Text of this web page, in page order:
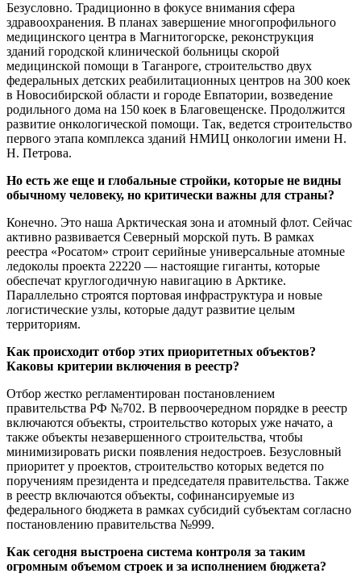
Безусловно. Традиционно в фокусе внимания сфера
здравоохранения. В планах завершение многопрофильного
медицинского центра в Магнитогорске, реконструкция
зданий городской клинической больницы скорой
медицинской помощи в Таганроге, строительство двух
федеральных детских реабилитационных центров на 300 коек
в Новосибирской области и городе Евпатории, возведение
родильного дома на 150 коек в Благовещенске. Продолжится
развитие онкологической помощи. Так, ведется строительство
первого этапа комплекса зданий НМИЦ онкологии имени Н.
Н. Петрова.
Но есть же еще и глобальные стройки, которые не видны
обычному человеку, но критически важны для страны?
Конечно. Это наша Арктическая зона и атомный флот. Сейчас
активно развивается Северный морской путь. В рамках
реестра «Росатом» строит серийные универсальные атомные
ледоколы проекта 22220 — настоящие гиганты, которые
обеспечат круглогодичную навигацию в Арктике.
Параллельно строятся портовая инфраструктура и новые
логистические узлы, которые дадут развитие целым
территориям.
Как происходит отбор этих приоритетных объектов?
Каковы критерии включения в реестр?
Отбор жестко регламентирован постановлением
правительства РФ №702. В первоочередном порядке в реестр
включаются объекты, строительство которых уже начато, а
также объекты незавершенного строительства, чтобы
минимизировать риски появления недостроев. Безусловный
приоритет у проектов, строительство которых ведется по
поручениям президента и председателя правительства. Также
в реестр включаются объекты, софинансируемые из
федерального бюджета в рамках субсидий субъектам согласно
постановлению правительства №999.
Как сегодня выстроена система контроля за таким
огромным объемом строек и за исполнением бюджета?